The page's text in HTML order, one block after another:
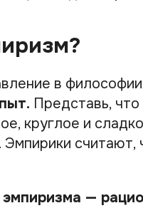
в
Представь,
круглое и
считают,
—